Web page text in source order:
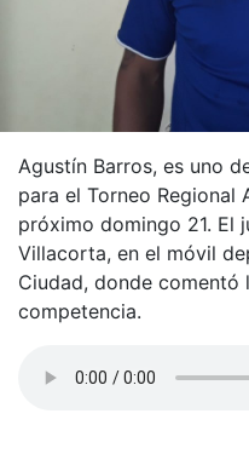
Agustín Barros, es uno
para el Torneo Regional
próximo domingo 21. El
Villacorta, en el móvil
Ciudad, donde comentó
competencia.